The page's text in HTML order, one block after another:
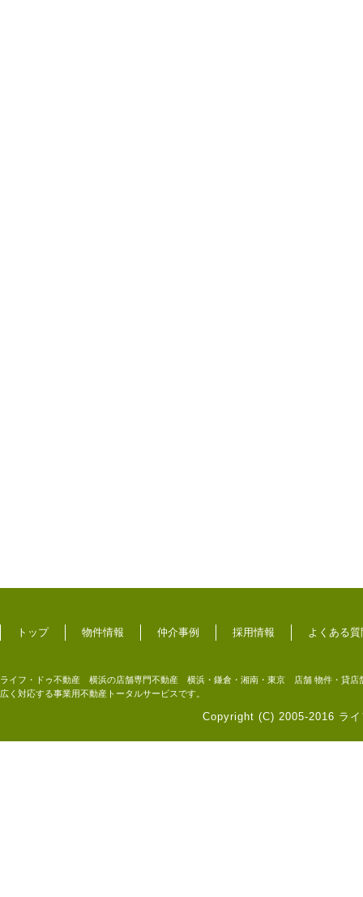
トップ 物件情報 仲介事例 採用情報 よくある質
ライフ・ドゥ不動産 横浜の店舗専門不動産 横浜・鎌倉・湘南・東京 店舗 物件・貸店
広く対応する事業用不動産トータルサービスです。
Copyright (C) 2005-2016 ラ